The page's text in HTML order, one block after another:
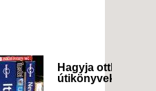
Hagyja otthon az
útikönyveket!